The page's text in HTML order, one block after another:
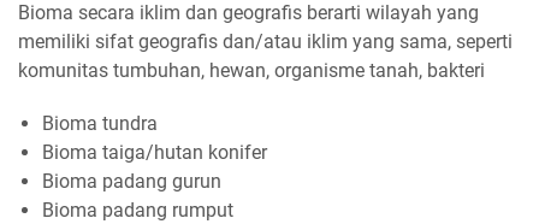
Bioma secara iklim dan geografis berarti wilayah yang
memiliki sifat geografis dan/atau iklim yang sama, seperti
komunitas tumbuhan, hewan, organisme tanah, bakteri
Bioma tundra
Bioma taiga/hutan konifer
Bioma padang gurun
Bioma padang rumput